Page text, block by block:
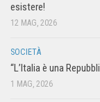
esistere!
12 MAG, 2026
SOCIETÀ
“L’Italia è una
1 MAG, 2026